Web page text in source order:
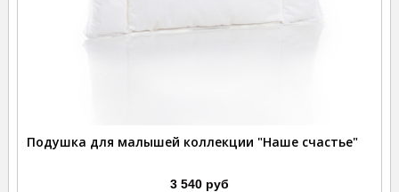
Подушка для малышей коллекции "Наше счастье"
3 540 руб